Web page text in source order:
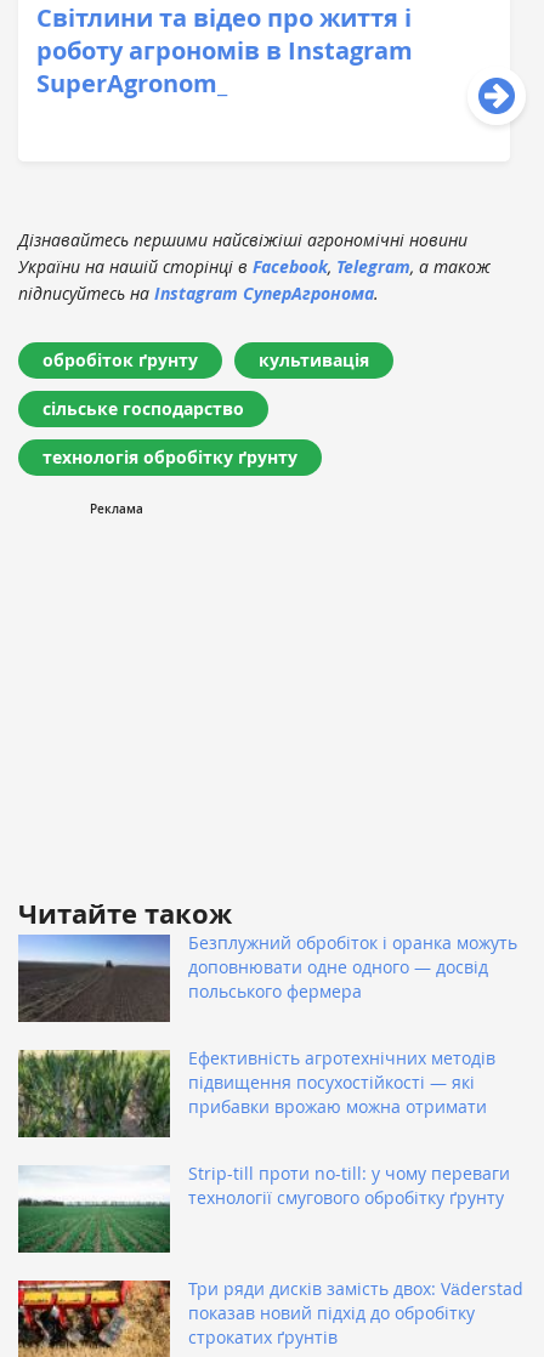
Світлини та відео про життя і
роботу агрономів в Instagram
SuperAgronom_
Дізнавайтесь першими найсвіжіші агрономічні новини
України на нашій сторінці в Facebook, Telegram, а також
підписуйтесь на Instagram СуперАгронома.
обробіток ґрунту культивація
сільське господарство
технологія обробітку ґрунту
Читайте також
Безплужний обробіток і оранка можуть
доповнювати одне одного — досвід
польського фермера
Ефективність агротехнічних методів
підвищення посухостійкості — які
прибавки врожаю можна отримати
Strip-till проти no-till: у чому переваги
технології смугового обробітку ґрунту
Три ряди дисків замість двох: Väderstad
показав новий підхід до обробітку
строкатих ґрунтів